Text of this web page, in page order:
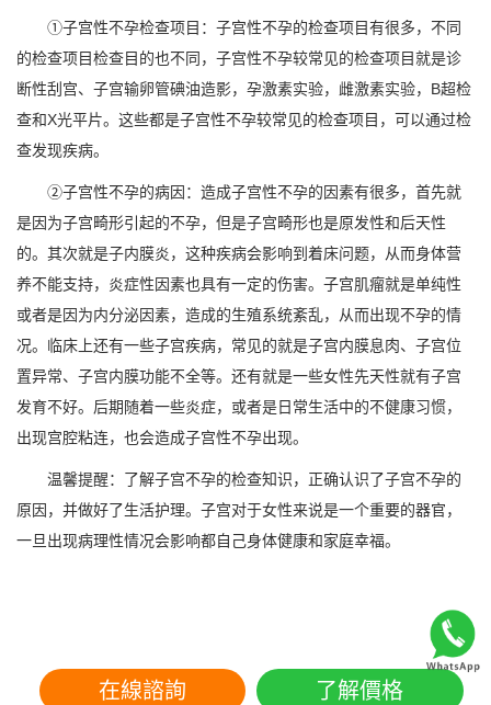
①子宫性不孕检查项目：子宫性不孕的检查项目有很多，不同
的检查项目检查目的也不同，子宫性不孕较常见的检查项目就是诊
断性刮宫、子宫输卵管碘油造影，孕激素实验，雌激素实验，B超检
查和X光平片。这些都是子宫性不孕较常见的检查项目，可以通过检
查发现疾病。
②子宫性不孕的病因：造成子宫性不孕的因素有很多，首先就
是因为子宫畸形引起的不孕，但是子宫畸形也是原发性和后天性
的。其次就是子内膜炎，这种疾病会影响到着床问题，从而身体营
养不能支持，炎症性因素也具有一定的伤害。子宫肌瘤就是单纯性
或者是因为内分泌因素，造成的生殖系统紊乱，从而出现不孕的情
况。临床上还有一些子宫疾病，常见的就是子宫内膜息肉、子宫位
置异常、子宫内膜功能不全等。还有就是一些女性先天性就有子宫
发育不好。后期随着一些炎症，或者是日常生活中的不健康习惯，
出现宫腔粘连，也会造成子宫性不孕出现。
温馨提醒：了解子宫不孕的检查知识，正确认识了子宫不孕的
原因，并做好了生活护理。子宫对于女性来说是一个重要的器官，
一旦出现病理性情况会影响都自己身体健康和家庭幸福。
在線諮詢 了解價格